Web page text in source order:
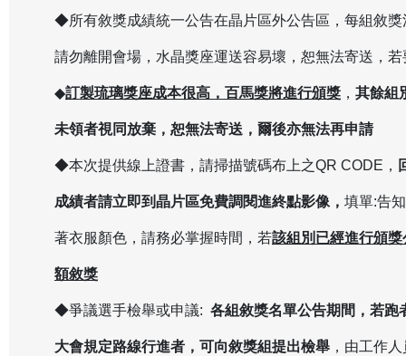
◆所有敘獎成績統一公告在晶片區外公告區，每組敘
請勿離開會場，水晶獎座運送容易壞，恕無法寄送，
◆訂製琉璃獎座成本很高，百馬獎將進行頒獎 ， 其餘組
未領者視同放棄，恕無法寄送，爾後亦無法再申請
◆本次提供線上證書，請掃描號碼布上之QR CODE，
成績者請立即到晶片區免費調閱進終點影像， 填單:告
著衣服顏色，請務必掌握時間，若該組別已經進行頒
額敘獎
◆爭議選手檢舉或申議: 各組敘獎名單公告期間，若跑
大會規定路線行進者，可向敘獎組提出檢舉 ，由工作